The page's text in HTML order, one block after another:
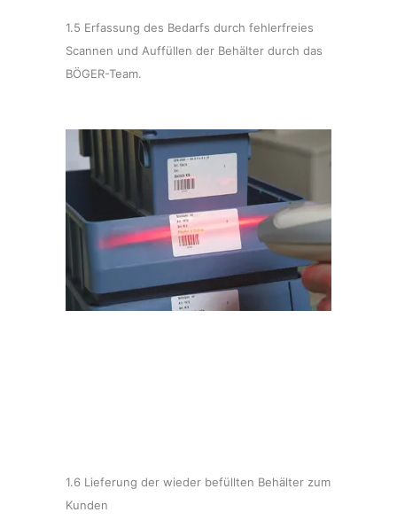
1.5 Erfassung des Bedarfs durch fehlerfreies
Scannen und Auffüllen der Behälter durch das
BÖGER-Team.
1.6 Lieferung der wieder befüllten Behälter zum
Kunden